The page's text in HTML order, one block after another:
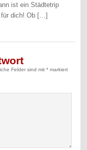
ist ein Städtetrip
für dich! Ob […]
Felder sind mit* markiert